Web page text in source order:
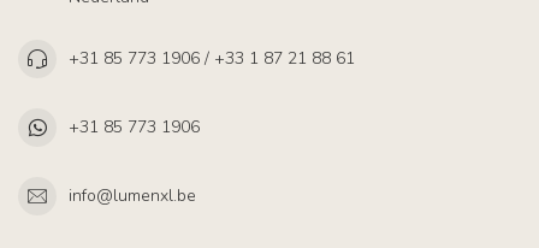
+31 85 773 1906 / +33 1 87 21 88 61
+31 85 773 1906
info@lumenxl.be